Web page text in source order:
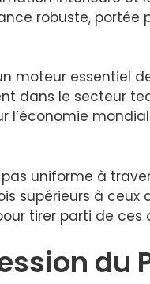
robuste,
moteur essentiel
dans le secteur
uniforme à
supérieurs à
tirer parti de ces
du